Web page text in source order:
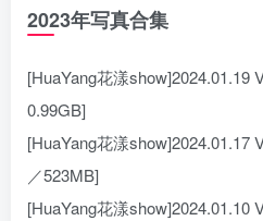
2023年写真合集
[HuaYang花漾show]2024.01.19
0.99GB]
[HuaYang花漾show]2024.01.17
／523MB]
[HuaYang花漾show]2024.01.10